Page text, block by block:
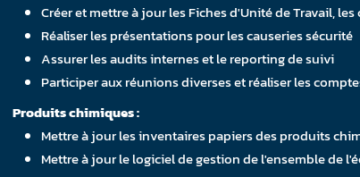
Créer et mettre à jour les Fiches d'Unité de Travail,
Réaliser les présentations pour les causeries sécurité
Assurer les audits internes et le reporting de suivi
Participer aux réunions diverses et réaliser les
Produits chimiques :
Mettre à jour les inventaires papiers des produits
Mettre à jour le logiciel de gestion de l'ensemble de